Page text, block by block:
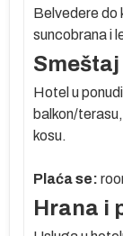
Belvedere do
suncobrana i
Smeštaj
Hotel u
balkon/
kosu.
Plaća se:
Hrana i